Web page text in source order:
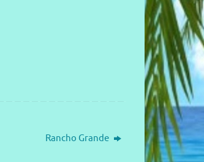
Rancho Grande